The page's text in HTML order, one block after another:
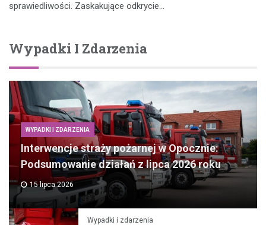
sprawiedliwości. Zaskakujące odkrycie…
Wypadki I Zdarzenia
WYPADKI I ZDARZENIA
Interwencje straży pożarnej w Opocznie:
Podsumowanie działań z lipca 2026 roku
15 lipca 2026
Wypadki i zdarzenia